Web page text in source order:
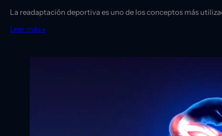
La readaptación deportiva es uno de los conceptos más
Leer más »